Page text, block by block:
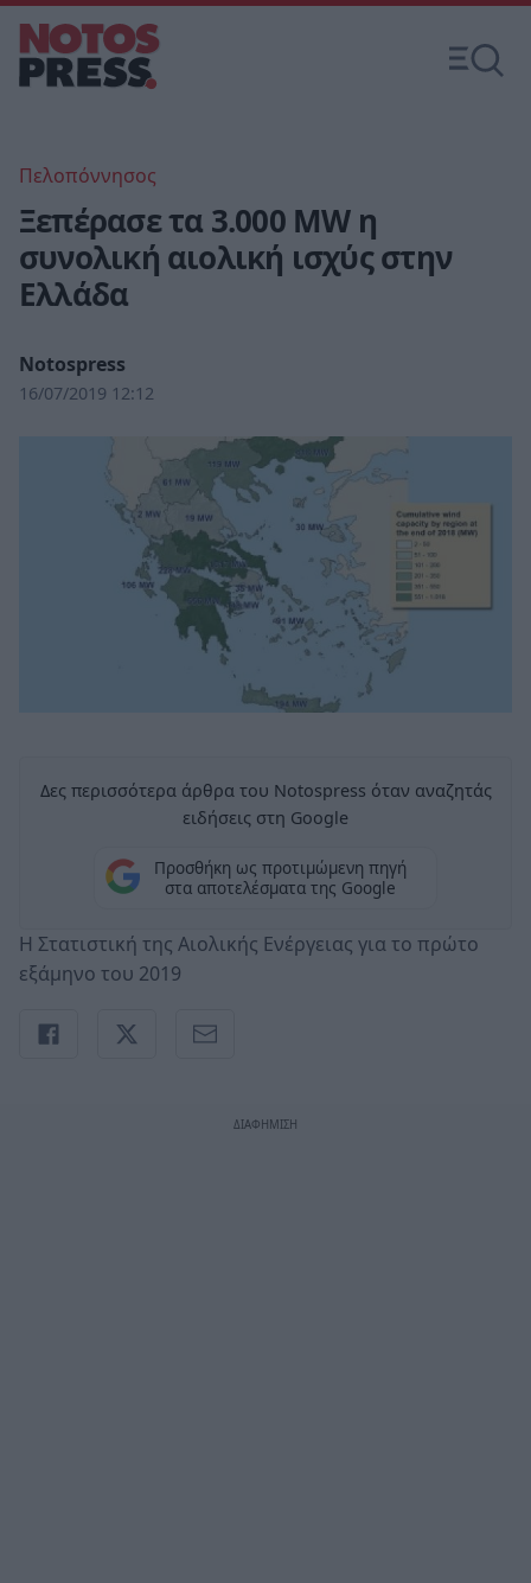
Πελοπόννησος
Ξεπέρασε τα 3.000 MW η
συνολική αιολική ισχύς στην
Ελλάδα
Notospress
16/07/2019 12:12
Δες περισσότερα άρθρα του Notospress όταν αναζητάς
ειδήσεις στη Google
Προσθήκη ως προτιμώμενη πηγή
στα αποτελέσματα της Google
Η Στατιστική της Αιολικής Ενέργειας για το πρώτο
εξάμηνο του 2019